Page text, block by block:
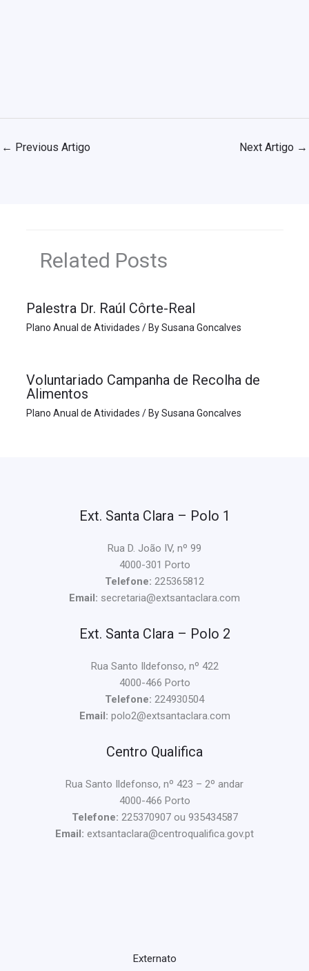
← Previous Artigo Next Artigo →
Related Posts
Palestra Dr. Raúl Côrte-Real
Plano Anual de Atividades / BySusana Goncalves
Voluntariado Campanha de Recolha de
Alimentos
Plano Anual de Atividades / BySusana Goncalves
Ext. Santa Clara – Polo 1
Rua D. João IV, nº 99
4000-301 Porto
Telefone: 225365812
Email: secretaria@extsantaclara.com
Ext. Santa Clara – Polo 2
Rua Santo Ildefonso, nº 422
4000-466 Porto
Telefone: 224930504
Email: polo2@extsantaclara.com
Centro Qualifica
Rua Santo Ildefonso, nº 423 – 2º andar
4000-466 Porto
Telefone: 225370907 ou 935434587
Email: extsantaclara@centroqualifica.gov.pt
Externato